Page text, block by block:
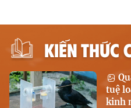
KIẾN THỨC
tuệ
kinh